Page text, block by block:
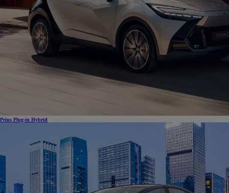
Prius Plug-in Hybrid